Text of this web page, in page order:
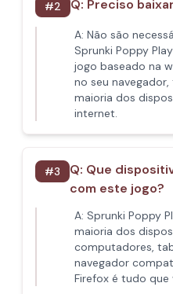
#2 Q: Preciso
A: Não são
Sprunki Poppy
jogo baseado na
no seu
maioria dos
internet.
#3 Q: Que
com este jogo?
A: Sprunki Poppy
maioria dos
computadores,
navegador
Firefox é tudo que